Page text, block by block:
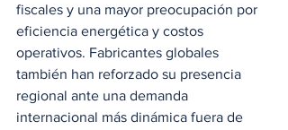
fiscales y una mayor preocupación por
eficiencia energética y costos
operativos. Fabricantes globales
también han reforzado su presencia
regional ante una demanda
internacional más dinámica fuera de